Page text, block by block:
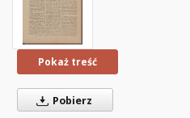
Pokaż treść
Pobierz